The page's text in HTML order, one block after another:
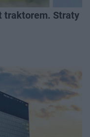
traktorem. Straty